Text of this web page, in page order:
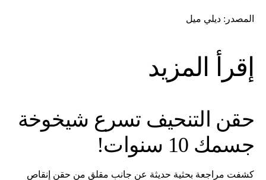
المصدر: ديلي ميل
إقرأ المزيد
حقن التنحيف تسرع شيخوخة
جسمك 10 سنوات!
كشفت مراجعة بحثية حديثة عن جانب مقلق من حقن إنقاص